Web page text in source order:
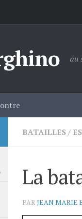
au
BATAILLES/
La
PAR JEAN MARIE